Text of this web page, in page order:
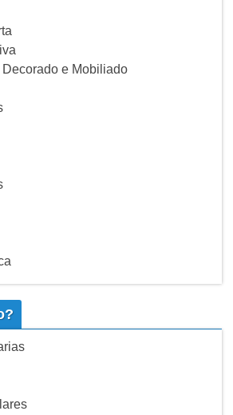
e Mobiliado